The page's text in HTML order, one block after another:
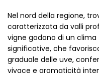
Nel nord della regione,
caratterizzata da valli
vigne godono di un
significative, che
graduale delle uve,
vivace e aromaticità